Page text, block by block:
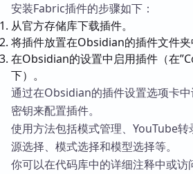
安装Fabric插件的步骤如下：
从官方存储库下载插件。
将插件放置在Obsidian的插件文件夹
在Obsidian的设置中启用插件（在
下）。
通过在Obsidian的插件设置选项卡中
密钥来配置插件。
使用方法包括模式管理、YouTube转
源选择、模式选择和模型选择等。
你可以在代码库中的详细注释中或